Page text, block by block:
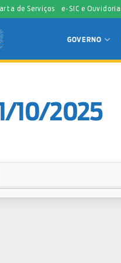
de Serviços e-SIC e Ouvidoria
GOVERNO
10/2025